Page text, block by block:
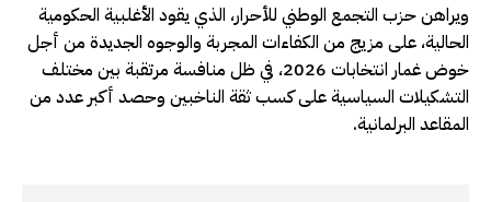
ويراهن حزب التجمع الوطني للأحرار، الذي يقود الأغلبية الحكومية
الحالية، على مزيج من الكفاءات المجربة والوجوه الجديدة من أجل
خوض غمار انتخابات 2026، في ظل منافسة مرتقبة بين مختلف
التشكيلات السياسية على كسب ثقة الناخبين وحصد أكبر عدد من
المقاعد البرلمانية.